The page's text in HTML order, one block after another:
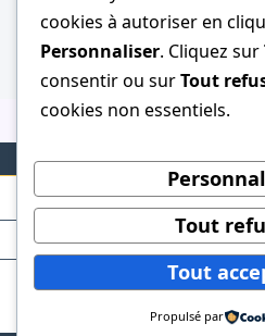
Copyright © 2026 ClubTaurin |
cookies à autoriser en
Personnaliser. Cliquez sur
consentir ou surTout
cookies non essentiels.
Tout
Tout
Propulsé par